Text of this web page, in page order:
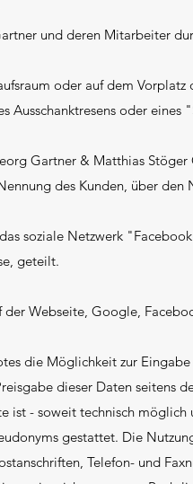
und deren Mitarbeiter
oder auf dem
Ausschanktresens oder
Gartner & Matthias
des Kunden, über
soziale Netzwerk
geteilt.
Webseite, Google,
die Möglichkeit zur
dieser Daten seitens
ist - soweit technisch
gestattet. Die
Telefon- und